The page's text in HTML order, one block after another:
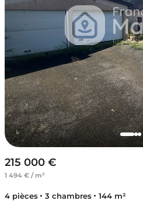
215 000 €
1 494 € / m²
4 pièces 3 chambres
144 m²